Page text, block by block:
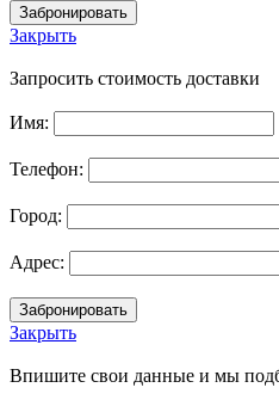
Закрыть
Запросить стоимость доставки
Имя:
Телефон:
Город:
Адрес:
Закрыть
Впишите свои данные и мы